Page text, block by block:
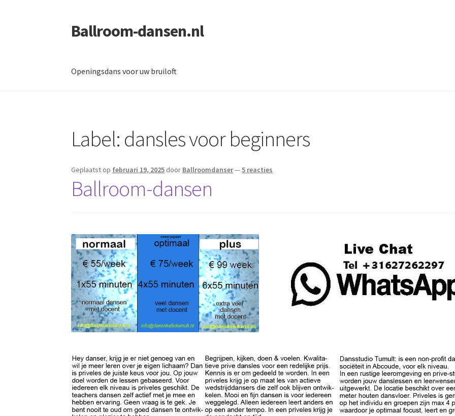
Ga
door
Ga
naar
Ballroom-dansen.nl
Openingsdans voor uw bruiloft
Label: dansles voor beginners
Geplaatst op februari 19, 2025 door Ballroomdanser—5 reacties
Ballroom-dansen